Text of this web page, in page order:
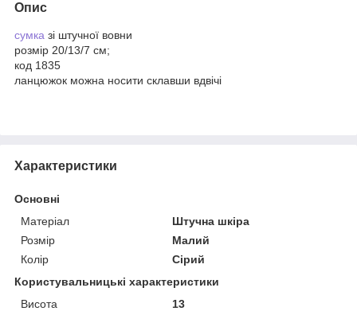
Опис
сумка зі штучної вовни
розмір 20/13/7 см;
код 1835
ланцюжок можна носити склавши вдвічі
Характеристики
Основні
Матеріал
Штучна шкіра
Розмір
Малий
Колір
Сірий
Користувальницькі характеристики
Висота
13